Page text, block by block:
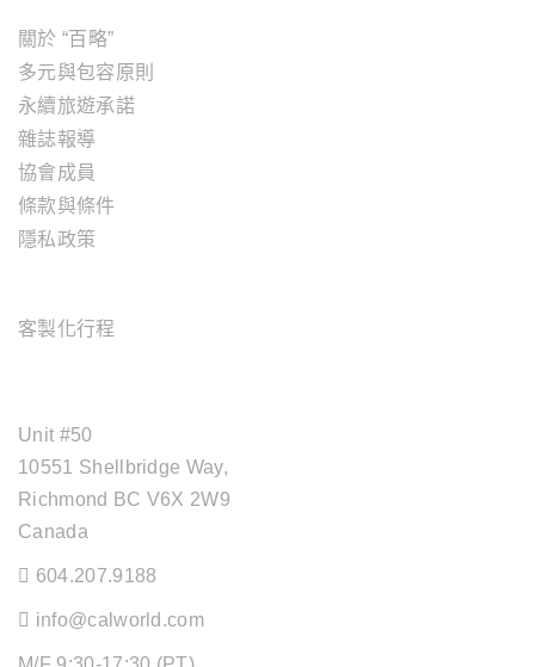
關於 “百略”
多元與包容原則
永續旅遊承諾
雜誌報導
協會成員
條款與條件
隱私政策
客製化行程
Unit #50
10551 Shellbridge Way,
Richmond BC V6X 2W9
Canada
604.207.9188
info@calworld.com